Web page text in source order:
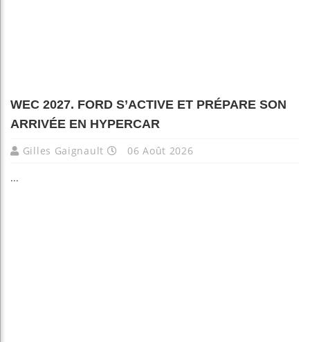
WEC 2027. FORD S’ACTIVE ET PRÉPARE SON
ARRIVÉE EN HYPERCAR
Gilles Gaignault 06 Août 2026
...